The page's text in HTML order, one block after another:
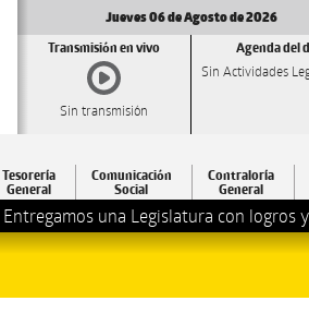
Jueves 06 de Agosto de 2026
Transmisión en vivo
Sin transmisión
Agenda del
Sin Actividades
Tesorería
General
Comunicación
Social
Contraloría
General
Entregamos una Legislatura con logros